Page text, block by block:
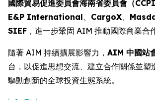
國際貿易促進委員會海南省委員會（
E&P International、 CargoX、
SIEF ，進一步鞏固 AIM 推動國際商業合
隨著 AIM 持續擴展影響力， AIM 中國站
台，以促進思想交流、建立合作關係並塑
驅動創新的全球投資生態系統。